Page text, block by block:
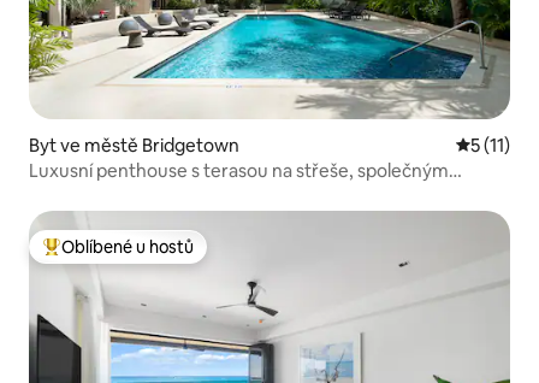
Byt ve městě Bridgetown
5 (11)
Luxusní penthouse s terasou na střeše, společným
Nejlepší v kategorii Oblíbené u hostů
Oblíbené u hostů